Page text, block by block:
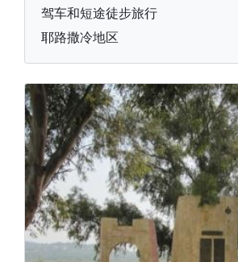
驾车和短途徒步旅行
耶路撒冷地区